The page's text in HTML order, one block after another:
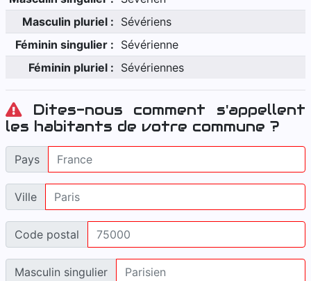
Masculin pluriel : Sévériens
Féminin singulier : Sévérienne
Féminin pluriel : Sévériennes
Dites-nous comment s'appellent
les habitants de votre commune ?
Pays
Ville
Code postal
Masculin singulier